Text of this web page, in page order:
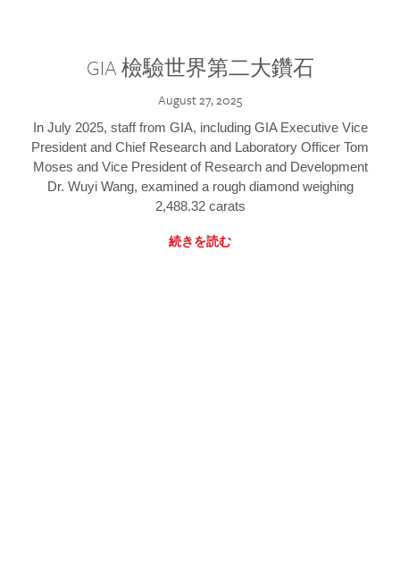
GIA 檢驗世界第二大鑽石
August 27, 2025
In July 2025, staff from GIA, including GIA Executive Vice
President and Chief Research and Laboratory Officer Tom
Moses and Vice President of Research and Development
Dr. Wuyi Wang, examined a rough diamond weighing
2,488.32 carats
続きを読む